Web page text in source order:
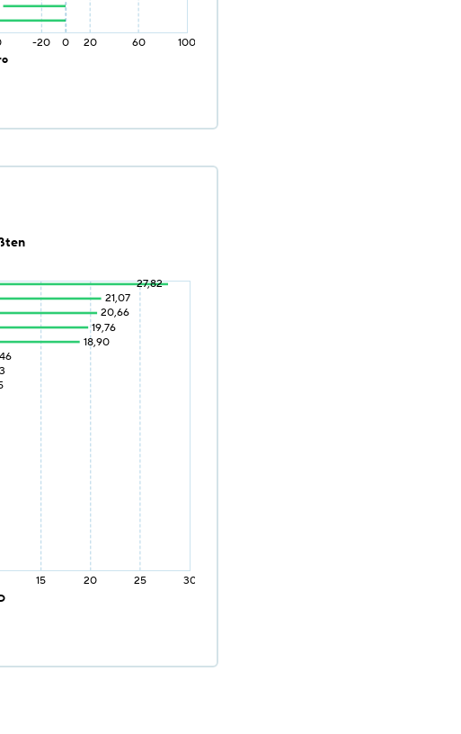
-20 0 20 60 100
15 20 25 30
27,82
21,07
20,66
19,76
18,90